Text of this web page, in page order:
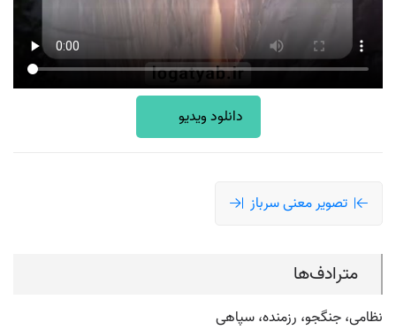
دانلود ویدیو
تصویر معنی سرباز
مترادف‌ها
نظامی، جنگجو، رزمنده، سپاهی